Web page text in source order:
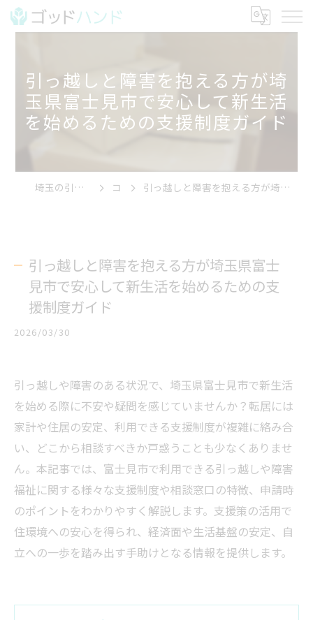
引っ越しと障害を抱える方が埼
玉県富士見市で安心して新生活
を始めるための支援制度ガイド
埼玉の引っ越しならゴッドハンド コラム 引っ越しと障害を抱える方が埼玉県富士見市で安心して新生活を始めるための支援制度ガイド
引っ越しと障害を抱える方が埼玉県富士
見市で安心して新生活を始めるための支
援制度ガイド
2026/03/30
引っ越しや障害のある状況で、埼玉県富士見市で新生活
を始める際に不安や疑問を感じていませんか？転居には
家計や住居の安定、利用できる支援制度が複雑に絡み合
い、どこから相談すべきか戸惑うことも少なくありませ
ん。本記事では、富士見市で利用できる引っ越しや障害
福祉に関する様々な支援制度や相談窓口の特徴、申請時
のポイントをわかりやすく解説します。支援策の活用で
住環境への安心を得られ、経済面や生活基盤の安定、自
立への一歩を踏み出す手助けとなる情報を提供します。